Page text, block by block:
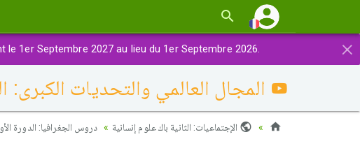
×
le 1er Septembre 2027 au lieu du 1er Septembre 2026.
المجال العالمي والتحديات
الإجتماعيات: الثانية باك علوم إنسانية دروس الجغرافيا: الدورة